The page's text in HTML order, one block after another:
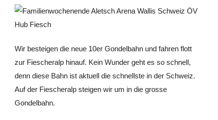
Wir besteigen die neue 10er Gondelbahn und fahren flott
zur Fiescheralp hinauf. Kein Wunder geht es so schnell,
denn diese Bahn ist aktuell die schnellste in der Schweiz.
Auf der Fiescheralp steigen wir um in die grosse
Gondelbahn.